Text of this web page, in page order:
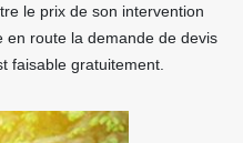
le prix de son intervention
en route la demande de devis
faisable gratuitement.